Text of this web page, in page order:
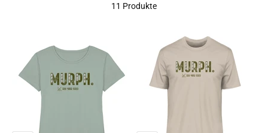
11 Produkte